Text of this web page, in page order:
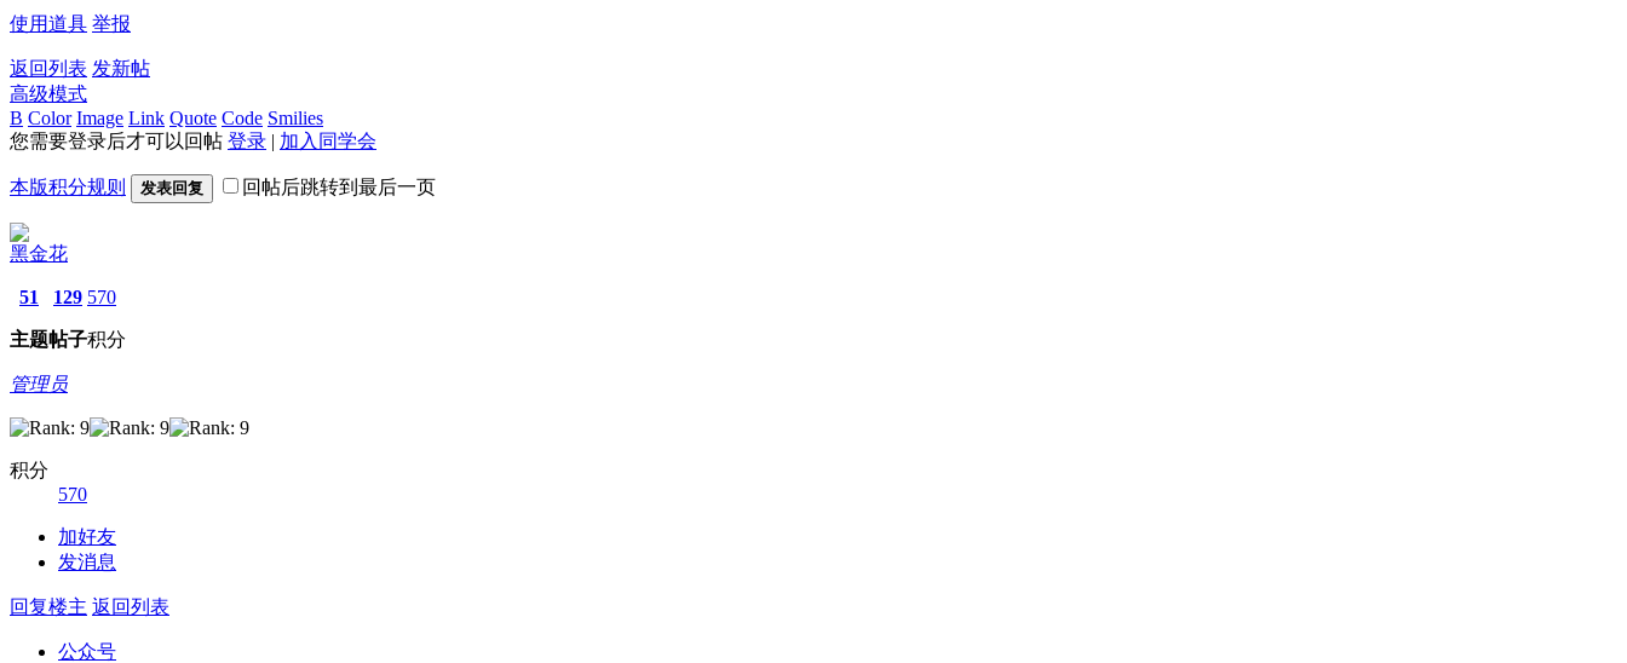
使用道具 举报
返回列表 发新帖
高级模式
B Color Image Link Quote Code Smilies
您需要登录后才可以回帖 登录 | 加入同学会
本版积分规则 发表回复 回帖后跳转到最后一页
黑金花
51
主题
129
帖子
570
积分
管理员
积分
570
加好友
发消息
回复楼主 返回列表
公众号